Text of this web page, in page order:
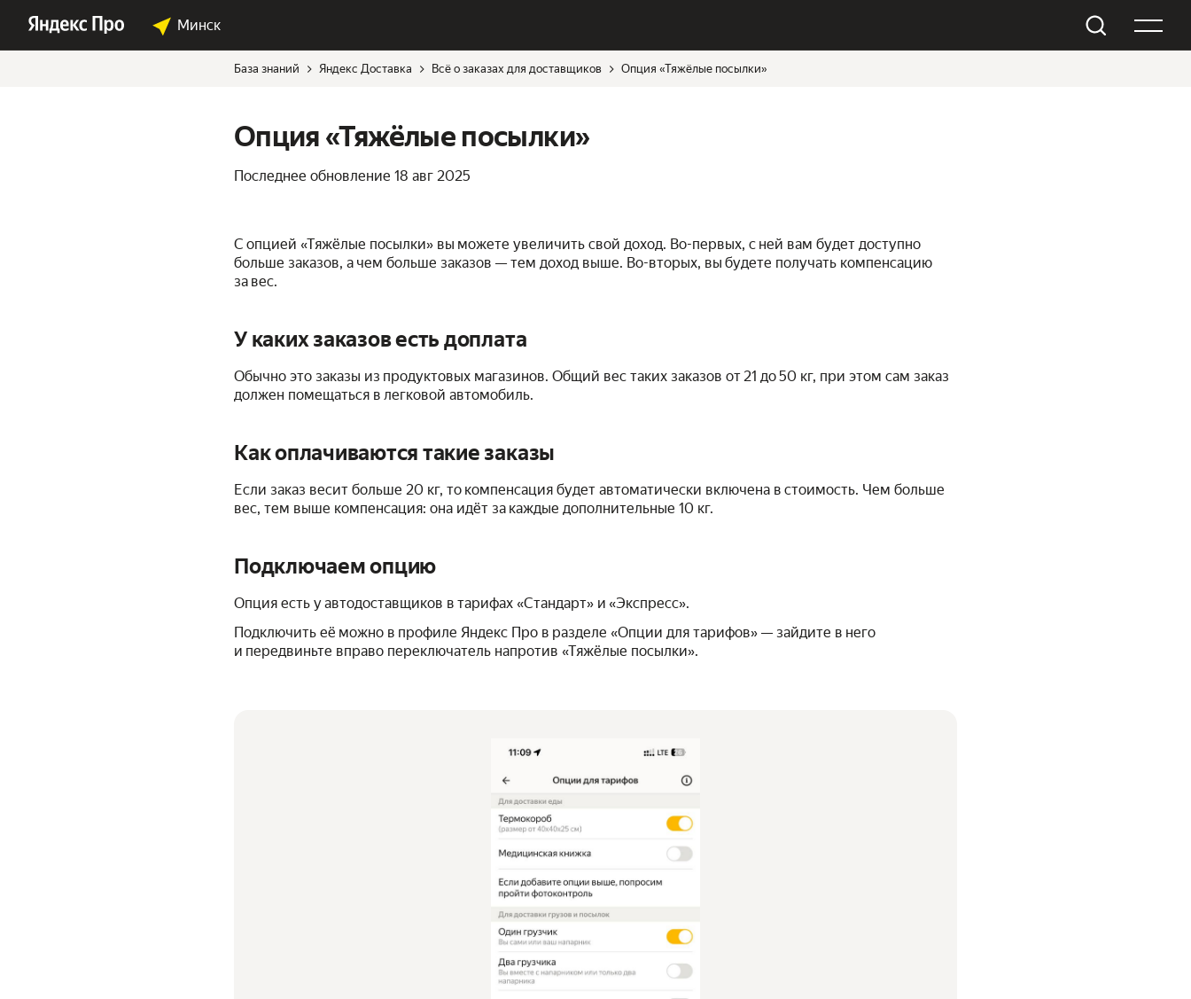
Минск
База знаний Яндекс Доставка Всё о заказах для доставщиков Опция «Тяжёлые посылки»
Опция «Тяжёлые посылки»
Последнее обновление 18 авг 2025
С опцией «Тяжёлые посылки» вы можете увеличить свой доход. Во-первых, с ней вам будет доступно
больше заказов, а чем больше заказов — тем доход выше. Во-вторых, вы будете получать компенсацию
за вес.
У каких заказов есть доплата
Обычно это заказы из продуктовых магазинов. Общий вес таких заказов от 21 до 50 кг, при этом сам заказ
должен помещаться в легковой автомобиль.
Как оплачиваются такие заказы
Если заказ весит больше 20 кг, то компенсация будет автоматически включена в стоимость. Чем больше
вес, тем выше компенсация: она идёт за каждые дополнительные 10 кг.
Подключаем опцию
Опция есть у автодоставщиков в тарифах «Стандарт» и «Экспресс».
Подключить её можно в профиле Яндекс Про в разделе «Опции для тарифов» — зайдите в него
и передвиньте вправо переключатель напротив «Тяжёлые посылки».